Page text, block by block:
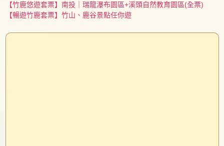
【竹鹿悠遊套票】南投｜瑞龍瀑布園區+溪頭自然教育園區(全票)
【暢遊竹鹿套票】竹山、鹿谷景點任你遊